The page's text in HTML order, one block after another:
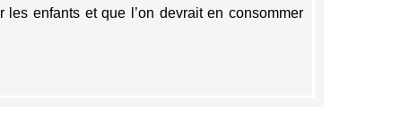
enfants et que l’on devrait en consommer